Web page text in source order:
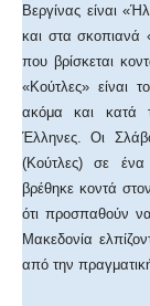
Βεργίνας είναι
και στα σκοπιανά
που βρίσκεται
«Κούτλες» είναι
ακόμα και κατά
Έλληνες. Οι
(Κούτλες) σε ένα
βρέθηκε κοντά
ότι προσπαθούν να
Μακεδονία
από την